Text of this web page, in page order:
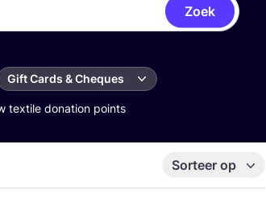
Zoek
Gift Cards & Cheques
textile donation points
Sorteer op